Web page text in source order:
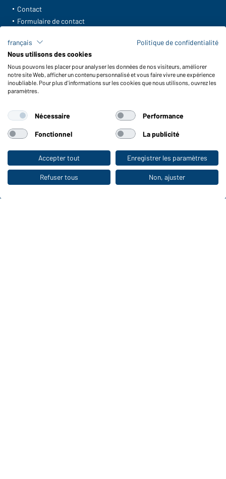
Vers la boutique pour particuliers
Contact
Formulaire de contact
FAQ / Manuel d' utilisation
Vérifier le stock
Reporting system according to whistleblower protection act
Fonctions et entretien
Conseils d'entretien
Tailles
Couleurs
WORKWEAR COLLECTION
Le choix idéal pour les professionnels :
français
Politique de confidentialité
Nous utilisons des cookies
Nous pouvons les placer pour analyser les données de nos visiteurs, améliorer
notre site Web, afficher un contenu personnalisé et vous faire vivre une expérience
inoubliable. Pour plus d'informations sur les cookies que nous utilisons, ouvrez les
paramètres.
Nécessaire Performance
Fonctionnel La publicité
Accepter tout Enregistrer les paramètres
Refuser tous Non, ajuster